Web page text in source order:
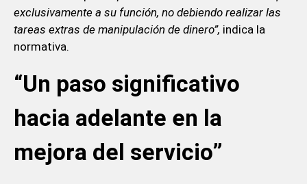
exclusivamente a su función, no debiendo realizar las
tareas extras de manipulación de dinero”, indica la
normativa.
“Un paso significativo
hacia adelante en la
mejora del servicio”